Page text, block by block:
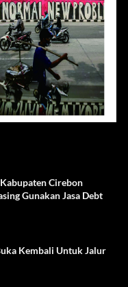
Cirebon
Gunakan Jasa Debt
Kembali Untuk Jalur